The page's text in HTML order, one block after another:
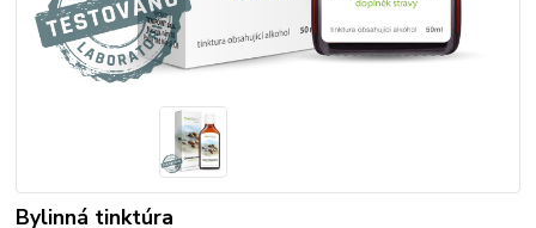
Bylinná tinktúra